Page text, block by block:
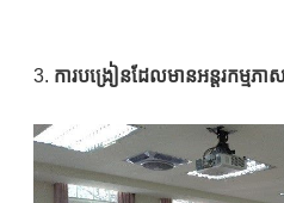
3. ការបង្រៀនដែលមានអន្តរកម្ម